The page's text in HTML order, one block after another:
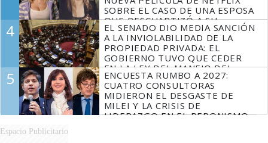
SOBRE EL CASO DE UNA ESPOSA
QUE DESCUARTIZÓ A SU
MARIDO
4
EL SENADO DIO MEDIA SANCIÓN
A LA INVIOLABILIDAD DE LA
PROPIEDAD PRIVADA: EL
GOBIERNO TUVO QUE CEDER
EN LA LEY DEL MANEJO DEL
FUEGO
5
ENCUESTA RUMBO A 2027:
CUATRO CONSULTORAS
MIDIERON EL DESGASTE DE
MILEI Y LA CRISIS DE
LIDERAZGO EN EL PERONISMO
Espacio Publicitario